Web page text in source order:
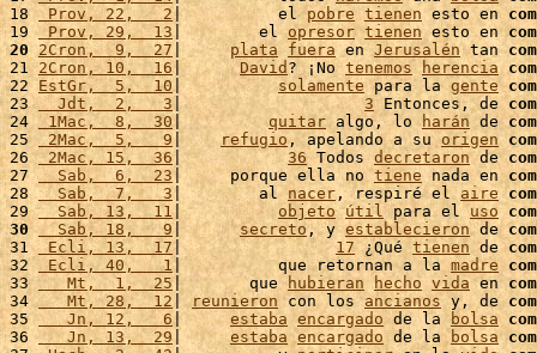
18 Prov, 22,   2 |          el pobre tienen esto en
19 Prov, 29,  13 |        el opresor tienen esto en
20 2Cron,  9,  27 | plata fuera en Jerusalén tan
21 2Cron, 10,  16| David ? ¡No tenemos herencia
22 EstGr,  5,  10| solamente para la gente
23
  Jdt,  2,   3
| 3 Entonces, de
24 1Mac,  8,  30 | quitar algo, lo harán de
25
2Mac,  5,   9 | refugio, apelando a su origen
26 2Mac, 15,  36 | 36 Todos decretaron de
27
  Sab,  6,  23
|     porque ella no tiene nada en
28
  Sab,  7,   3
|        al nacer , respiré el aire
29
  Sab, 13,  11
| objeto útil para el uso
30
  Sab, 18,   9
| secreto, y establecieron de
31 Ecli, 13,  17 | 17 ¿Qué tienen de
32
Ecli, 40,   1|          que retornan a la madre
33
   Mt,  1,  25
|       que hubieran hecho vida en
34
   Mt, 28,  12
| reunieron con los ancianos y, de
35
   Jn, 12,   6
| estaba encargado de la bolsa
36
   Jn, 13,  29
| estaba encargado de la bolsa